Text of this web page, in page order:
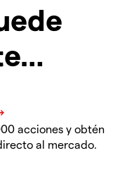
acciones y obtén
al mercado.